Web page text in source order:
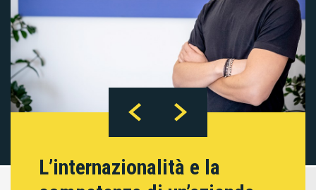
L’internazionalità e la